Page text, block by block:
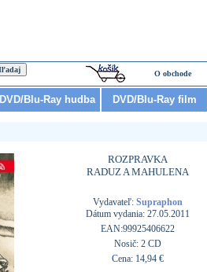
O obchode
DVD/Blu-Ray hudba DVD/Blu-Ray film
ROZPRAVKA
RADUZ A MAHULENA
Vydavateľ: Supraphon
Dátum vydania: 27.05.2011
EAN:99925406622
Nosič: 2 CD
Cena: 14,94 €